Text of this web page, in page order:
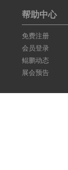
帮助中心
免费注册
会员登录
鲲鹏动态
展会预告